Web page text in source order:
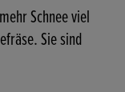
Schnee viel
Sie sind